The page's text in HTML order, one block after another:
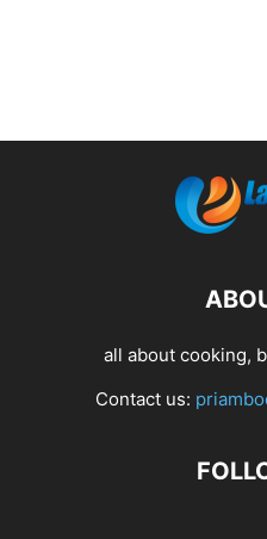
all about cooking,
Contact us: